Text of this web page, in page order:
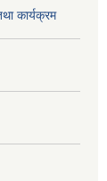
कार्यक्रम